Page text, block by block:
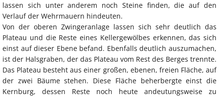
lassen sich unter anderem noch Steine finden, die auf den
Verlauf der Wehrmauern hindeuten.
Von der oberen Zwingeranlage lassen sich sehr deutlich das
Plateau und die Reste eines Kellergewölbes erkennen, das sich
einst auf dieser Ebene befand. Ebenfalls deutlich auszumachen,
ist der Halsgraben, der das Plateau vom Rest des Berges trennte.
Das Plateau besteht aus einer großen, ebenen, freien Fläche, auf
der zwei Bäume stehen. Diese Fläche beherbergte einst die
Kernburg, dessen Reste noch heute andeutungsweise zu